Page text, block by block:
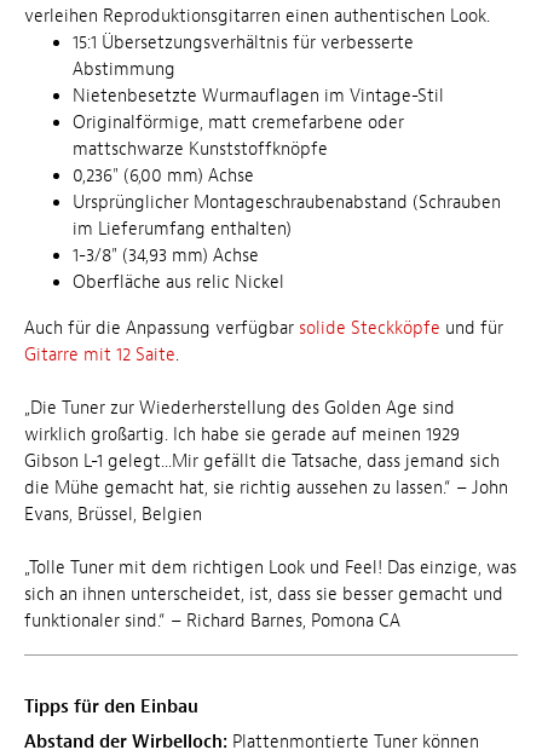
verleihen Reproduktionsgitarren einen authentischen Look.
15:1 Übersetzungsverhältnis für verbesserte
Abstimmung
Nietenbesetzte Wurmauflagen im Vintage-Stil
Originalförmige, matt cremefarbene oder
mattschwarze Kunststoffknöpfe
0,236" (6,00 mm) Achse
Ursprünglicher Montageschraubenabstand (Schrauben
im Lieferumfang enthalten)
1-3/8" (34,93 mm) Achse
Oberfläche aus relic Nickel
Auch für die Anpassung verfügbar solide Steckköpfe und für
Gitarre mit 12 Saite.
„Die Tuner zur Wiederherstellung des Golden Age sind
wirklich großartig. Ich habe sie gerade auf meinen 1929
Gibson L-1 gelegt...Mir gefällt die Tatsache, dass jemand sich
die Mühe gemacht hat, sie richtig aussehen zu lassen.“ – John
Evans, Brüssel, Belgien
„Tolle Tuner mit dem richtigen Look und Feel! Das einzige, was
sich an ihnen unterscheidet, ist, dass sie besser gemacht und
funktionaler sind.“ – Richard Barnes, Pomona CA
Tipps für den Einbau
Abstand der Wirbelloch: Plattenmontierte Tuner können